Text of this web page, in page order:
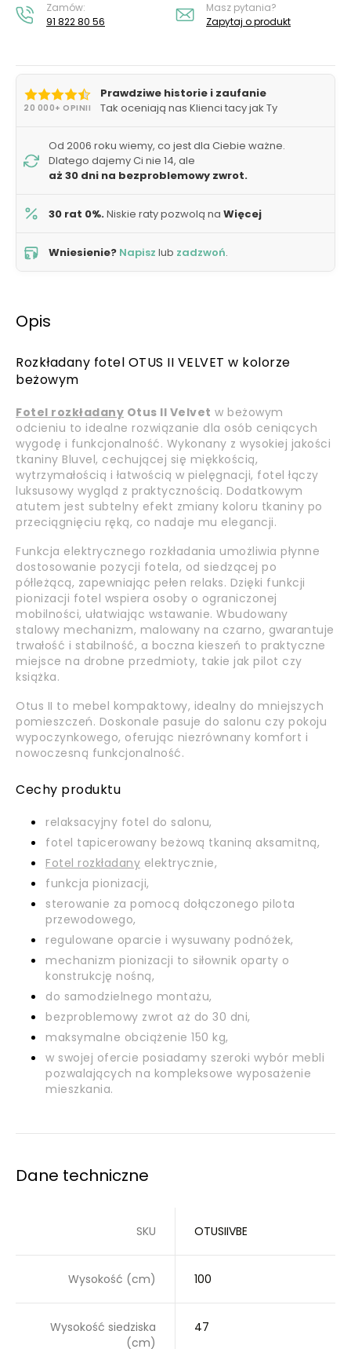
Zamów:
91 822 80 56
Masz pytania?
Zapytaj o produkt
20 000+ OPINII
Prawdziwe historie i zaufanie
Tak oceniają nas Klienci tacy jak Ty
Od 2006 roku wiemy, co jest dla Ciebie ważne.
Dlatego dajemy Ci nie 14, ale
aż 30 dni na bezproblemowy zwrot.
30 rat 0%.Niskie raty pozwolą na Więcej
Wniesienie? Napisz lub zadzwoń.
Opis
Rozkładany fotel OTUS II VELVET w kolorze
beżowym
Fotel rozkładany Otus II Velvet w beżowym
odcieniu to idealne rozwiązanie dla osób ceniących
wygodę i funkcjonalność. Wykonany z wysokiej jakości
tkaniny Bluvel, cechującej się miękkością,
wytrzymałością i łatwością w pielęgnacji, fotel łączy
luksusowy wygląd z praktycznością. Dodatkowym
atutem jest subtelny efekt zmiany koloru tkaniny po
przeciągnięciu ręką, co nadaje mu elegancji.
Funkcja elektrycznego rozkładania umożliwia płynne
dostosowanie pozycji fotela, od siedzącej po
półleżącą, zapewniając pełen relaks. Dzięki funkcji
pionizacji fotel wspiera osoby o ograniczonej
mobilności, ułatwiając wstawanie. Wbudowany
stalowy mechanizm, malowany na czarno, gwarantuje
trwałość i stabilność, a boczna kieszeń to praktyczne
miejsce na drobne przedmioty, takie jak pilot czy
książka.
Otus II to mebel kompaktowy, idealny do mniejszych
pomieszczeń. Doskonale pasuje do salonu czy pokoju
wypoczynkowego, oferując niezrównany komfort i
nowoczesną funkcjonalność.
Cechy produktu
relaksacyjny fotel do salonu,
fotel tapicerowany beżową tkaniną aksamitną,
Fotel rozkładany elektrycznie,
funkcja pionizacji,
sterowanie za pomocą dołączonego pilota
przewodowego,
regulowane oparcie i wysuwany podnóżek,
mechanizm pionizacji to siłownik oparty o
konstrukcję nośną,
do samodzielnego montażu,
bezproblemowy zwrot aż do 30 dni,
maksymalne obciążenie 150 kg,
w swojej ofercie posiadamy szeroki wybór mebli
pozwalających na kompleksowe wyposażenie
mieszkania.
Dane techniczne
SKU OTUSIIVBE
Wysokość (cm) 100
Wysokość siedziska
(cm)
47